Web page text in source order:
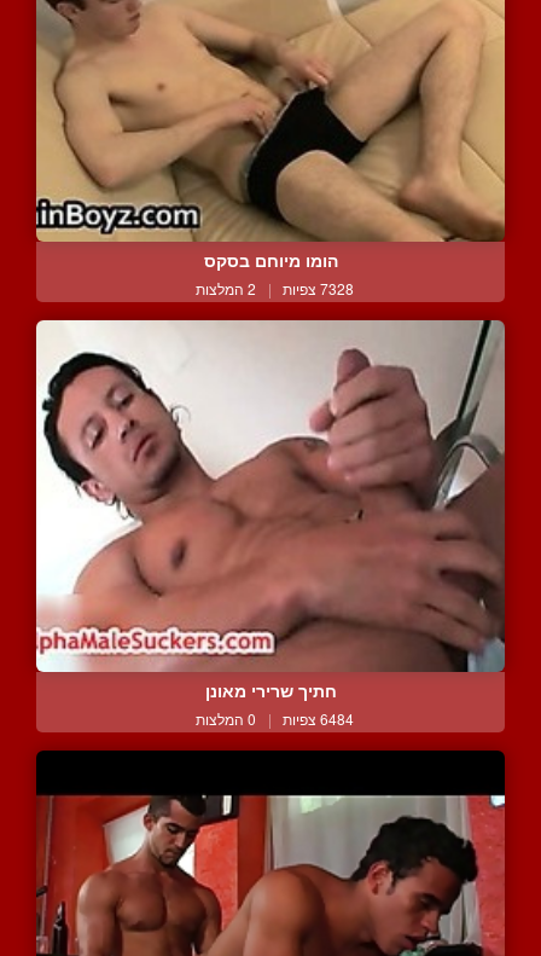
הומו מיוחם בסקס
7328 צפיות | 2 המלצות
חתיך שרירי מאונן
6484 צפיות | 0 המלצות